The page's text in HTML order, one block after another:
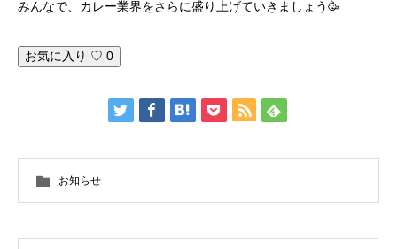
みんなで、カレー業界をさらに盛り上げていきましょう🥳
お気に入り ♡ 0
お知らせ